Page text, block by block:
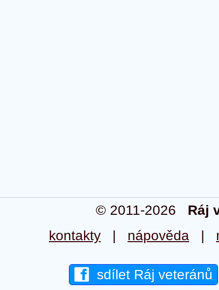
© 2011-2026 Ráj
kontakty | nápověda |
sdílet Ráj veteránů